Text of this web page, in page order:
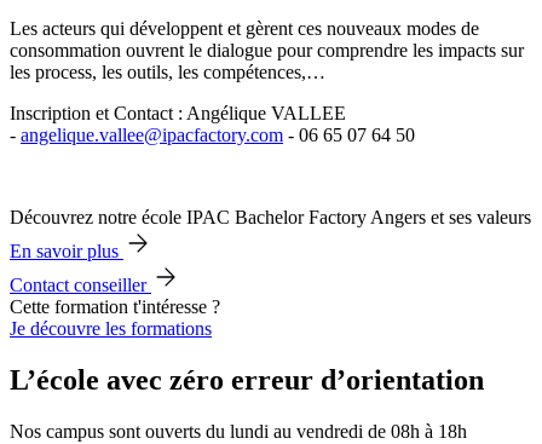
Les acteurs qui développent et gèrent ces nouveaux modes de
consommation ouvrent le dialogue pour comprendre les impacts sur
les process, les outils, les compétences,…
Inscription et Contact : Angélique VALLEE
- angelique.vallee@ipacfactory.com - 06 65 07 64 50
Découvrez notre école IPAC Bachelor Factory Angers et ses valeurs
En savoir plus
Contact conseiller
Cette formation t'intéresse ?
Je découvre les formations
L’école avec zéro erreur d’orientation
Nos campus sont ouverts du lundi au vendredi de 08h à 18h